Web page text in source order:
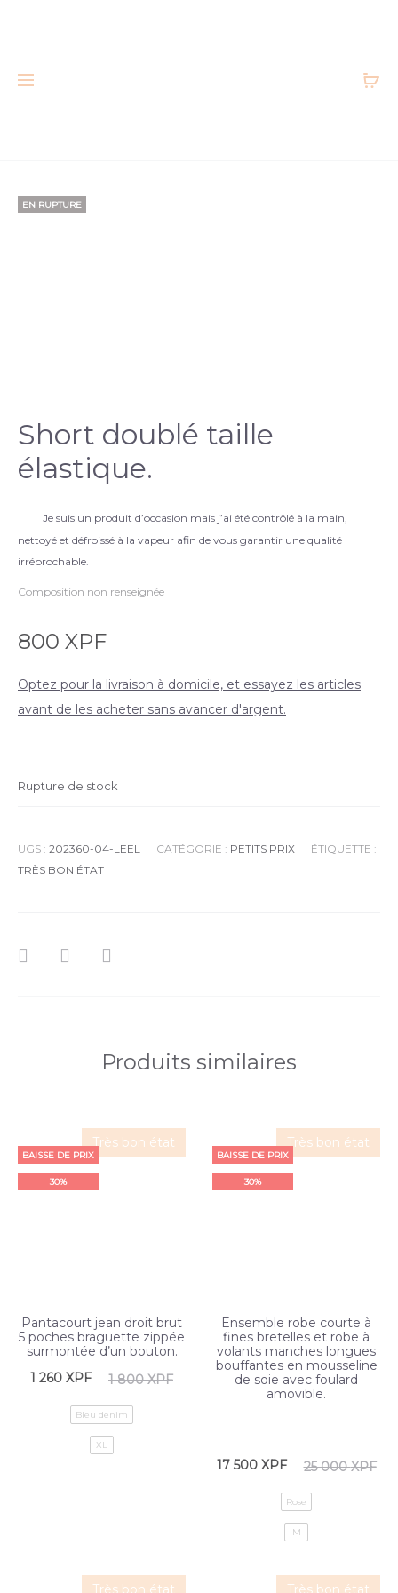
EN RUPTURE
Short doublé taille
élastique.
Je suis un produit d’occasion mais j’ai été contrôlé à la main,
nettoyé et défroissé à la vapeur afin de vous garantir une qualité
irréprochable.
Composition non renseignée
800 XPF
Optez pour la livraison à domicile, et essayez les articles
avant de les acheter sans avancer d'argent.
Rupture de stock
UGS : 202360-04-LEEL CATÉGORIE : PETITS PRIX
ÉTIQUETTE :
TRÈS BON ÉTAT
Produits similaires
Très bon état
BAISSE DE PRIX
30%
Pantacourt jean droit brut
5 poches braguette zippée
surmontée d’un bouton.
1 800XPF
1 260 XPF
Bleu denim
XL
Très bon état
BAISSE DE PRIX
30%
Ensemble robe courte à
fines bretelles et robe à
volants manches longues
bouffantes en mousseline
de soie avec foulard
amovible.
25 000XPF
17 500 XPF
Rose
M
Très bon état Très bon état